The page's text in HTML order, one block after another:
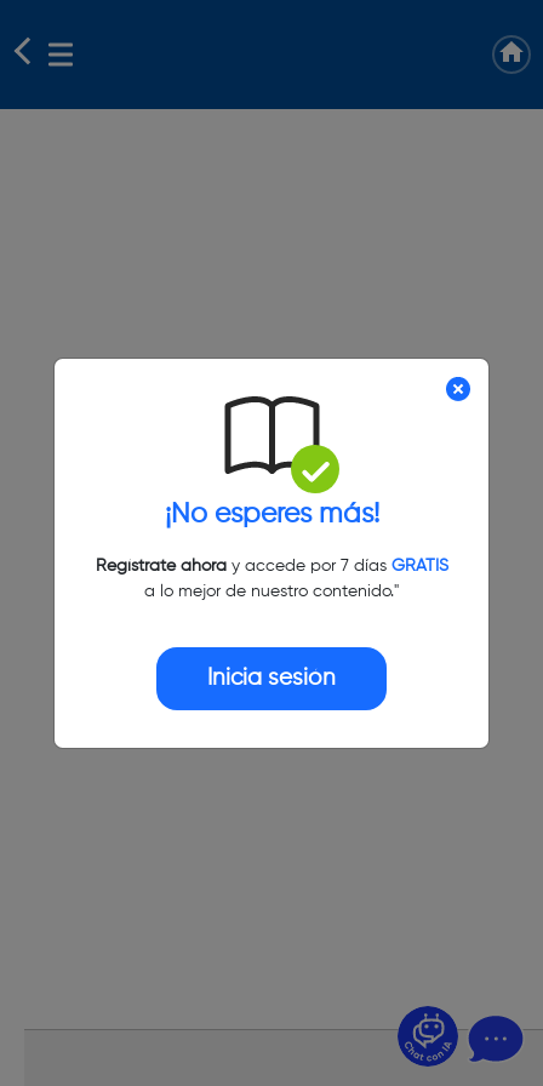
¡No esperes más!
Regístrate ahoray accede por 7 días GRATIS
a lo mejor de nuestro contenido."
Inicia sesión